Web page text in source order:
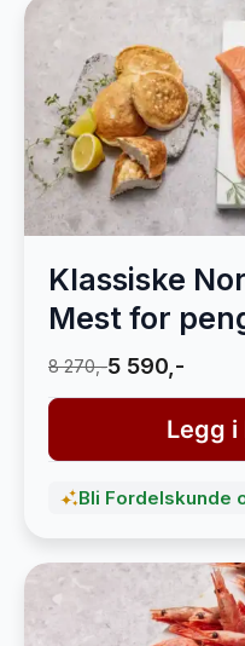
Klassiske
Mest for
8 270,-5 590,-
Legg i
Bli Fordelskunde